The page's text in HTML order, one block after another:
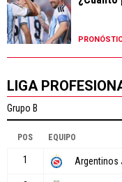
LIGA